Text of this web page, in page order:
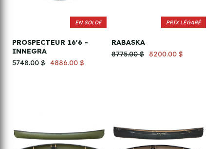
EN SOLDE
PROSPECTEUR 16'6 -
INNEGRA
5748.00 $ 4886.00 $
PRIX LÉGARÉ
RABASKA
8775.00 $
8200.00 $